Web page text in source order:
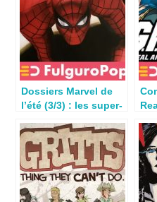
Dossiers Marvel de
l’été (3/3) : les super-
angle